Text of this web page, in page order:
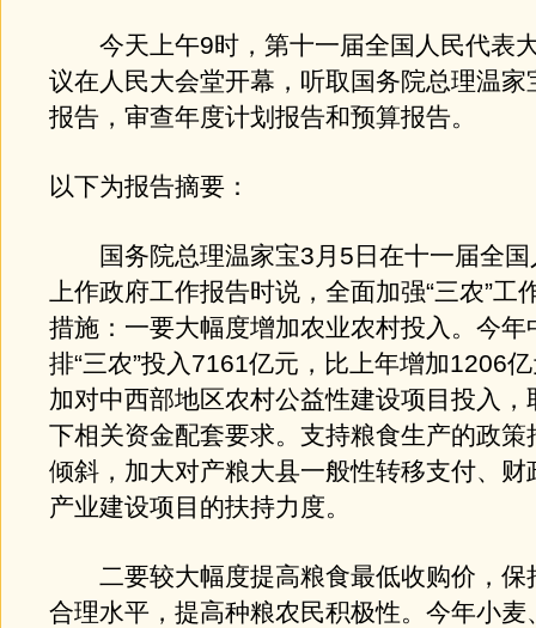
今天上午9时，第十一届全国人民代表
议在人民大会堂开幕，听取国务院总理温家
报告，审查年度计划报告和预算报告。
以下为报告摘要：
国务院总理温家宝3月5日在十一届全国
上作政府工作报告时说，全面加强“三农”工
措施：一要大幅度增加农业农村投入。今年
排“三农”投入7161亿元，比上年增加1206
加对中西部地区农村公益性建设项目投入，
下相关资金配套要求。支持粮食生产的政策
倾斜，加大对产粮大县一般性转移支付、财
产业建设项目的扶持力度。
二要较大幅度提高粮食最低收购价，保
合理水平，提高种粮农民积极性。今年小麦